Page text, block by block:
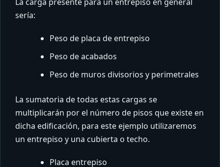
sería:
Peso de placa de entrepiso
Peso de acabados
Peso de muros divisorios y perimetrales
La sumatoria de todas estas cargas se
multiplicarán por el número de pisos que existe en
dicha edificación, para este ejemplo utilizaremos
un entrepiso y una cubierta o techo.
Placa entrepiso